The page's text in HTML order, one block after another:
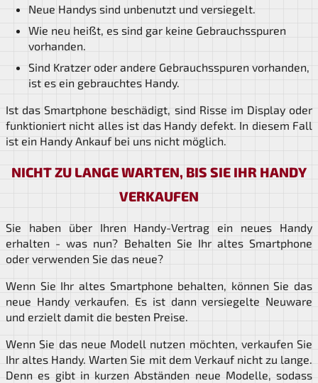
Neue Handys sind unbenutzt und versiegelt.
Wie neu heißt, es sind gar keine Gebrauchsspuren
vorhanden.
Sind Kratzer oder andere Gebrauchsspuren vorhanden,
ist es ein gebrauchtes Handy.
Ist das Smartphone beschädigt, sind Risse im Display oder
funktioniert nicht alles ist das Handy defekt. In diesem Fall
ist ein Handy Ankauf bei uns nicht möglich.
NICHT ZU LANGE WARTEN, BIS SIE IHR HANDY
VERKAUFEN
Sie haben über Ihren Handy-Vertrag ein neues Handy
erhalten - was nun? Behalten Sie Ihr altes Smartphone
oder verwenden Sie das neue?
Wenn Sie Ihr altes Smartphone behalten, können Sie das
neue Handy verkaufen. Es ist dann versiegelte Neuware
und erzielt damit die besten Preise.
Wenn Sie das neue Modell nutzen möchten, verkaufen Sie
Ihr altes Handy. Warten Sie mit dem Verkauf nicht zu lange.
Denn es gibt in kurzen Abständen neue Modelle, sodass